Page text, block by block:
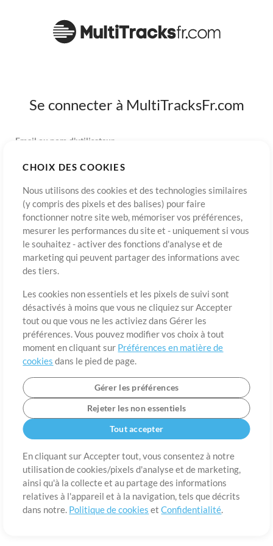
CHOIX DES COOKIES
Nous utilisons des cookies et des technologies similaires
(y compris des pixels et des balises) pour faire
fonctionner notre site web, mémoriser vos préférences,
mesurer les performances du site et - uniquement si vous
le souhaitez - activer des fonctions d'analyse et de
marketing qui peuvent partager des informations avec
des tiers.
Les cookies non essentiels et les pixels de suivi sont
désactivés à moins que vous ne cliquiez sur Accepter
tout ou que vous ne les activiez dans Gérer les
préférences. Vous pouvez modifier vos choix à tout
moment en cliquant sur Préférences en matière de
cookies dans le pied de page.
Gérer les préférences
Rejeter les non essentiels
Tout accepter
En cliquant sur Accepter tout, vous consentez à notre
utilisation de cookies/pixels d'analyse et de marketing,
ainsi qu'à la collecte et au partage des informations
relatives à l'appareil et à la navigation, tels que décrits
dans notre. Politique de cookies etConfidentialité.
Se connecter à MultiTracksFr.com
Email ou nom d'utilisateur
S’inscrireMot de passe oublié? Connexion
matière de cookies
Contact
©2006-2026 par MultiTracks LLC. Tous droits réservés.